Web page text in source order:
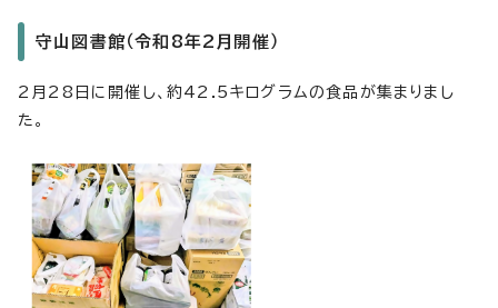
守山図書館（令和8年2月開催）
2月28日に開催し、約42.5キログラムの食品が集まりまし
た。